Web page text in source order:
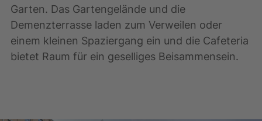
Garten. Das Gartengelände und die
Demenzterrasse laden zum Verweilen oder
einem kleinen Spaziergang ein und die Cafeteria
bietet Raum für ein geselliges Beisammensein.